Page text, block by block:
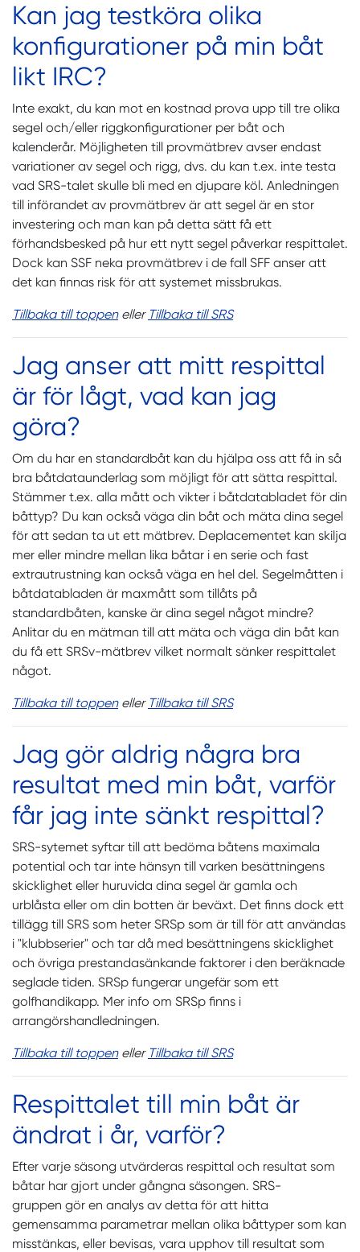
Kan jag testköra olika
konfigurationer på min båt
likt IRC?
Inte exakt, du kan mot en kostnad prova upp till tre olika
segel och/eller riggkonfigurationer per båt och
kalenderår. Möjligheten till provmätbrev avser endast
variationer av segel och rigg, dvs. du kan t.ex. inte testa
vad SRS-talet skulle bli med en djupare köl. Anledningen
till införandet av provmätbrev är att segel är en stor
investering och man kan på detta sätt få ett
förhandsbesked på hur ett nytt segel påverkar respittalet.
Dock kan SSF neka provmätbrev i de fall SFF anser att
det kan finnas risk för att systemet missbrukas.
Tillbaka till toppeneller Tillbaka till SRS
Jag anser att mitt respittal
är för lågt, vad kan jag
göra?
Om du har en standardbåt kan du hjälpa oss att få in så
bra båtdataunderlag som möjligt för att sätta respittal.
Stämmer t.ex. alla mått och vikter i båtdatabladet för din
båttyp? Du kan också väga din båt och mäta dina segel
för att sedan ta ut ett mätbrev. Deplacementet kan skilja
mer eller mindre mellan lika båtar i en serie och fast
extrautrustning kan också väga en hel del. Segelmåtten i
båtdatabladen är maxmått som tillåts på
standardbåten, kanske är dina segel något mindre?
Anlitar du en mätman till att mäta och väga din båt kan
du få ett SRSv-mätbrev vilket normalt sänker respittalet
något.
Tillbaka till toppeneller Tillbaka till SRS
Jag gör aldrig några bra
resultat med min båt, varför
får jag inte sänkt respittal?
SRS-sytemet syftar till att bedöma båtens maximala
potential och tar inte hänsyn till varken besättningens
skicklighet eller huruvida dina segel är gamla och
urblåsta eller om din botten är beväxt. Det finns dock ett
tillägg till SRS som heter SRSp som är till för att användas
i "klubbserier" och tar då med besättningens skicklighet
och övriga prestandasänkande faktorer i den beräknade
seglade tiden. SRSp fungerar ungefär som ett
golfhandikapp. Mer info om SRSp finns i
arrangörshandledningen.
Tillbaka till toppeneller Tillbaka till SRS
Respittalet till min båt är
ändrat i år, varför?
Efter varje säsong utvärderas respittal och resultat som
båtar har gjort under gångna säsongen. SRS-
gruppen gör en analys av detta för att hitta
gemensamma parametrar mellan olika båttyper som kan
misstänkas, eller bevisas, vara upphov till resultat som